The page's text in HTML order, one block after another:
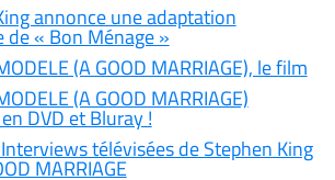
annonce une adaptation
de « Bon Ménage »
(A GOOD MARRIAGE), le film
(A GOOD MARRIAGE)
DVD et Bluray !
télévisées de Stephen King
MARRIAGE